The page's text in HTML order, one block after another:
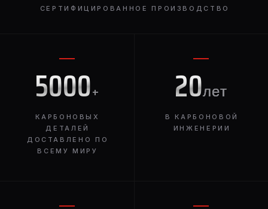
5000+
КАРБОНОВЫХ
ДЕТАЛЕЙ
ДОСТАВЛЕНО ПО
ВСЕМУ МИРУ
20лет
В КАРБОНОВОЙ
ИНЖЕНЕРИИ
СЕРТИФИЦИРОВАННОЕ ПРОИЗВОДСТВО